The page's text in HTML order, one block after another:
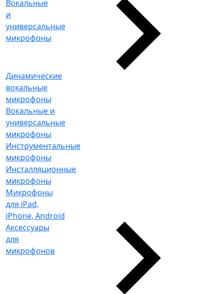
Вокальные
и
универсальные
микрофоны
Динамические
вокальные
микрофоны
Вокальные и
универсальные
микрофоны
Инструментальные
микрофоны
Инсталляционные
микрофоны
Микрофоны
для iPad,
iPhone, Android
Аксессуары
для
микрофонов